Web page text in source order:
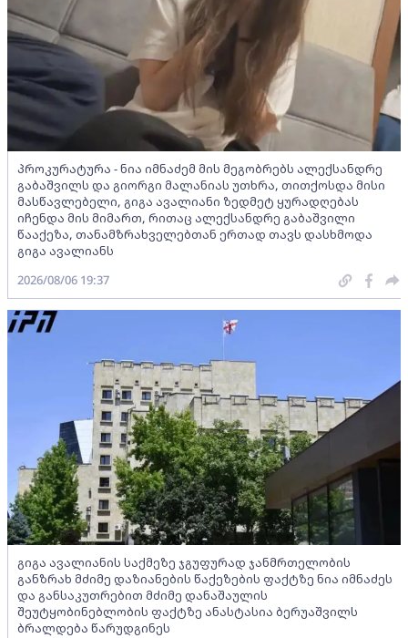
პროკურატურა - ნია იმნაძემ მის მეგობრებს ალექსანდრე
გაბაშვილს და გიორგი მალანიას უთხრა, თითქოსდა მისი
მასწავლებელი, გიგა ავალიანი ზედმეტ ყურადღებას
იჩენდა მის მიმართ, რითაც ალექსანდრე გაბაშვილი
წააქეზა, თანამზრახველებთან ერთად თავს დასხმოდა
გიგა ავალიანს
2026/08/06 19:37
გიგა ავალიანის საქმეზე ჯგუფურად ჯანმრთელობის
განზრახ მძიმე დაზიანების წაქეზების ფაქტზე ნია იმნაძეს
და განსაკუთრებით მძიმე დანაშაულის
შეუტყობინებლობის ფაქტზე ანასტასია ბერუაშვილს
ბრალდება წარუდგინეს